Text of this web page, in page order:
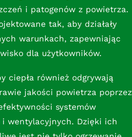
i patogenów z powietrza.
tak, aby działały
warunkach, zapewniając
dla użytkowników.
ciepła również odgrywają
jakości powietrza poprzez
systemów
wentylacyjnych. Dzięki ich